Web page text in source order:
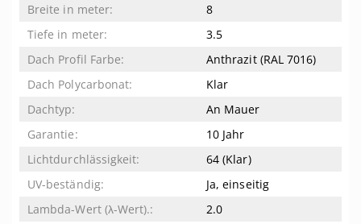
8
3.5
Anthrazit (RAL 7016)
Klar
An Mauer
10 Jahr
64 (Klar)
Ja, einseitig
2.0